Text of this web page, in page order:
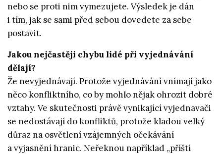
nebo se proti nim vymezujete. Výsledek je dán
i tím, jak se sami před sebou dovedete za sebe
postavit.
Jakou nejčastěji chybu lidé při vyjednávání
dělají?
Že nevyjednávají. Protože vyjednávání vnímají jako
něco konfliktního, co by mohlo nějak ohrozit dobré
vztahy. Ve skutečnosti právě vynikající vyjednavači
se nedostávají do konfliktů, protože kladou velký
důraz na osvětlení vzájemných očekávání
a vyjasnění hranic. Neřeknou například „příští